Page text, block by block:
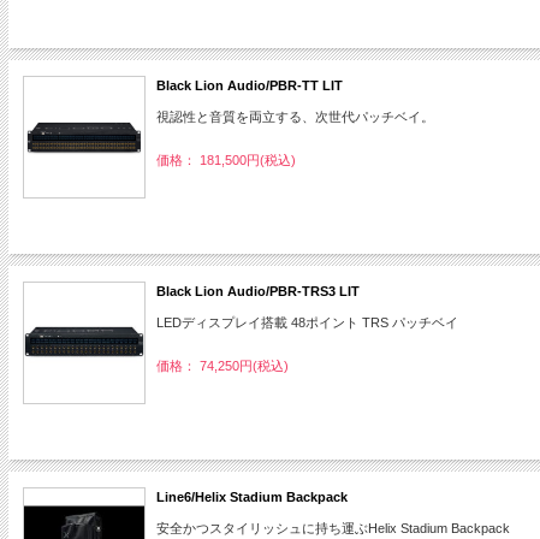
Black Lion Audio/PBR-TT LIT
視認性と音質を両立する、次世代パッチベイ。
価格： 181,500円(税込)
Black Lion Audio/PBR-TRS3 LIT
LEDディスプレイ搭載 48ポイント TRS パッチベイ
価格： 74,250円(税込)
Line6/Helix Stadium Backpack
安全かつスタイリッシュに持ち運ぶHelix Stadium Backpack